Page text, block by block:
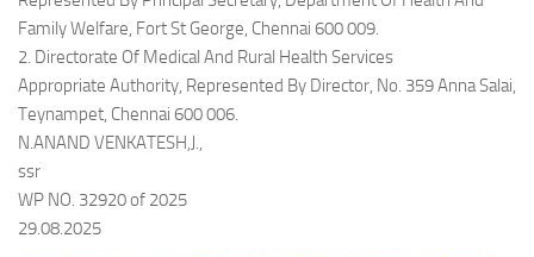
Family Welfare, Fort St George, Chennai 600 009.
2. Directorate Of Medical And Rural Health Services
Appropriate Authority, Represented By Director, No. 359 Anna Salai,
Teynampet, Chennai 600 006.
N.ANAND VENKATESH,J.,
ssr
WP NO. 32920 of 2025
29.08.2025